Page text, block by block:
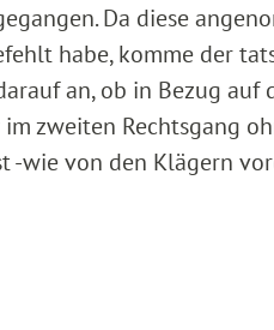
Da diese
habe, komme der
an, ob in Bezug
zweiten Rechtsgang
-wie von den Klägern